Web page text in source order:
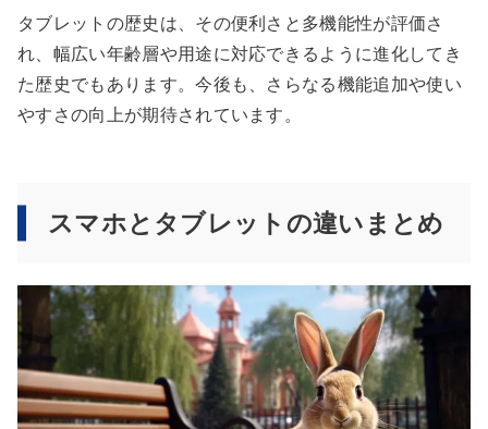
タブレットの歴史は、その便利さと多機能性が評価さ
れ、幅広い年齢層や用途に対応できるように進化してき
た歴史でもあります。今後も、さらなる機能追加や使い
やすさの向上が期待されています。
スマホとタブレットの違いまとめ